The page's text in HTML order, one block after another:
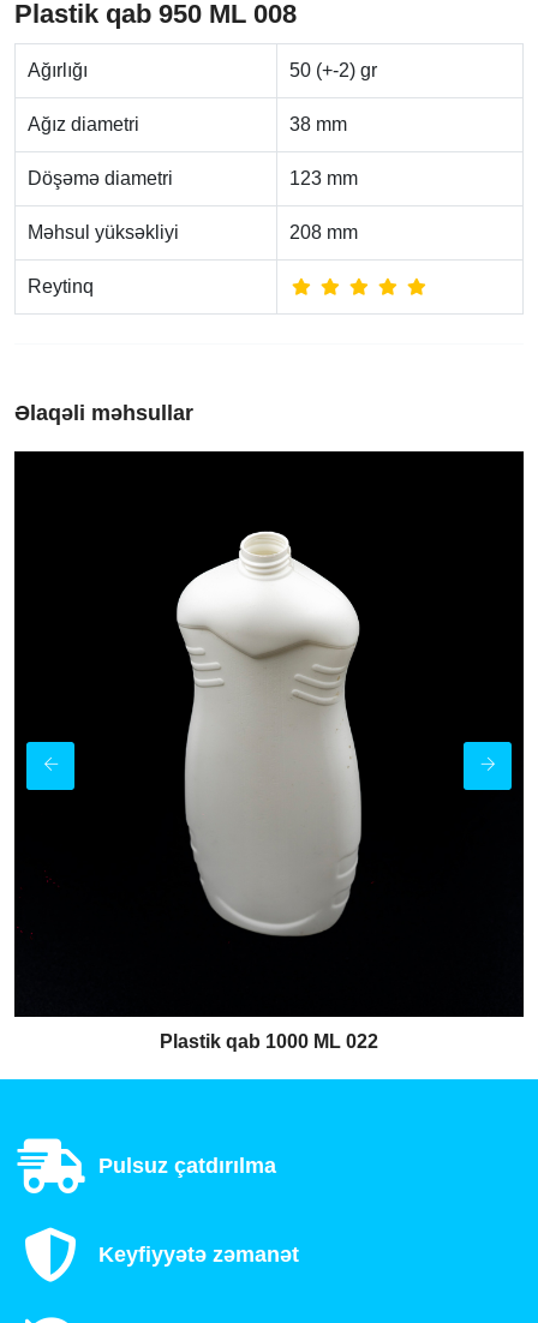
Plastik qab 950 ML 008
Ağırlığı 50 (+-2) gr
Ağız diametri 38 mm
Döşəmə diametri 123 mm
Məhsul yüksəkliyi 208 mm
Reytinq
Əlaqəli məhsullar
Plastik qab 1000 ML 022
Pulsuz çatdırılma
Keyfiyyətə zəmanət